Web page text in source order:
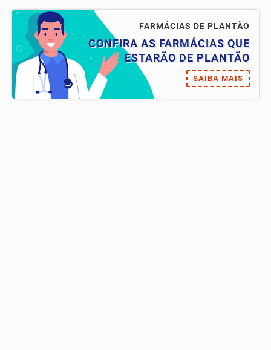
FARMÁCIAS DE PLANTÃO
CONFIRA AS FARMÁCIAS QUE
ESTARÃO DE PLANTÃO
SAIBA MAIS